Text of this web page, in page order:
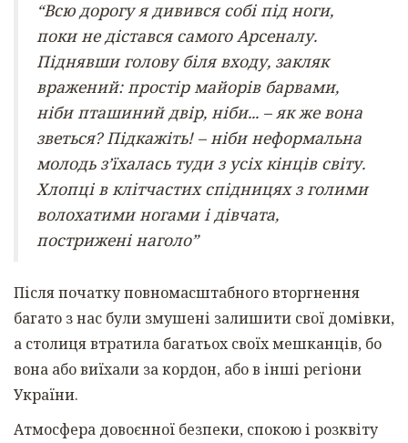
“Всю дорогу я дивився собі під ноги,
поки не дістався самого Арсеналу.
Піднявши голову біля входу, закляк
вражений: простір майорів барвами,
ніби пташиний двір, ніби... – як же вона
зветься? Підкажіть! – ніби неформальна
молодь з’їхалась туди з усіх кінців світу.
Хлопці в клітчастих спідницях з голими
волохатими ногами і дівчата,
пострижені наголо”
Після початку повномасштабного вторгнення
багато з нас були змушені залишити свої домівки,
а столиця втратила багатьох своїх мешканців, бо
вона або виїхали за кордон, або в інші регіони
України.
Атмосфера довоєнної безпеки, спокою і розквіту